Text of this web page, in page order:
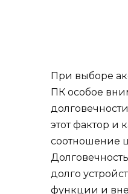
При выборе
ПК особое
этот фактор и
соотношение
долго
функции и